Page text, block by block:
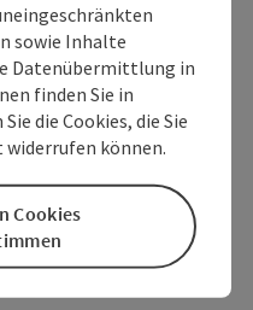
sowie Inhalte
Datenübermittlung in
finden Sie in
die Cookies, die Sie
können.
Cookies